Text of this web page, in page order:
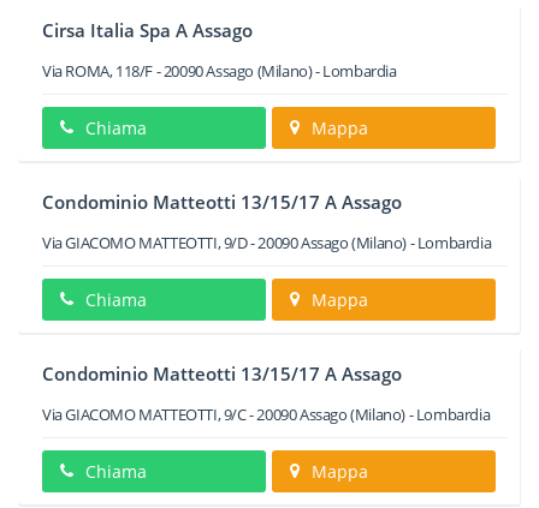
Cirsa Italia Spa A Assago
Via ROMA, 118/F-20090Assago (Milano) -Lombardia
Chiama Mappa
Condominio Matteotti 13/15/17 A Assago
Via GIACOMO MATTEOTTI, 9/D-20090Assago(Milano) -Lombardia
Chiama Mappa
Condominio Matteotti 13/15/17 A Assago
Via GIACOMO MATTEOTTI, 9/C-20090Assago(Milano) -Lombardia
Chiama Mappa